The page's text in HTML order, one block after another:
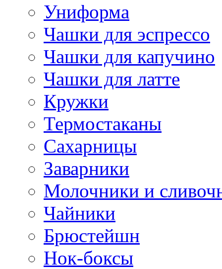
Униформа
Чашки для эспрессо
Чашки для капучино
Чашки для латте
Кружки
Термостаканы
Сахарницы
Заварники
Молочники и
Чайники
Брюстейшн
Нок-боксы